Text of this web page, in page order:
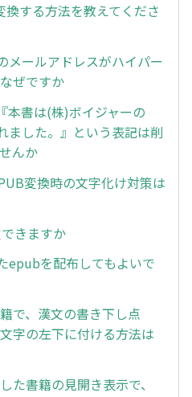
換する方法を教えてくださ
メールアドレスがハイパー
ぜですか
本書は(株)ボイジャーの
ました。』という表記は削
んか
変換時の文字化け対策は
きますか
epubを配布してもよいで
で、漢文の書き下し点
字の左下に付ける方法は
た書籍の見開き表示で、